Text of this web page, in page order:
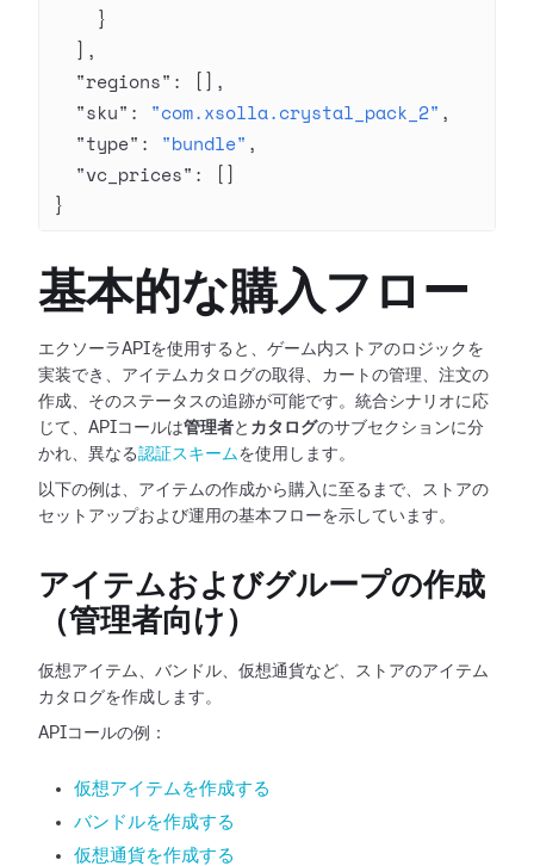
    }
  ],
  "regions"
: [],
  "sku"
: "com.xsolla.crystal_pack_2" ,
  "type"
: "bundle" ,
  "vc_prices"
: []
}
基本的な購入フロー
エクソーラAPIを使用すると、ゲーム内ストアのロジックを
実装でき、アイテムカタログの取得、カートの管理、注文の
作成、そのステータスの追跡が可能です。統合シナリオに応
じて、APIコールは管理者と カタログのサブセクションに分
かれ、異なる認証スキームを使用します。
以下の例は、アイテムの作成から購入に至るまで、ストアの
セットアップおよび運用の基本フローを示しています。
アイテムおよびグループの作成
（管理者向け）
仮想アイテム、バンドル、仮想通貨など、ストアのアイテム
カタログを作成します。
APIコールの例：
仮想アイテムを作成する
バンドルを作成する
仮想通貨を作成する